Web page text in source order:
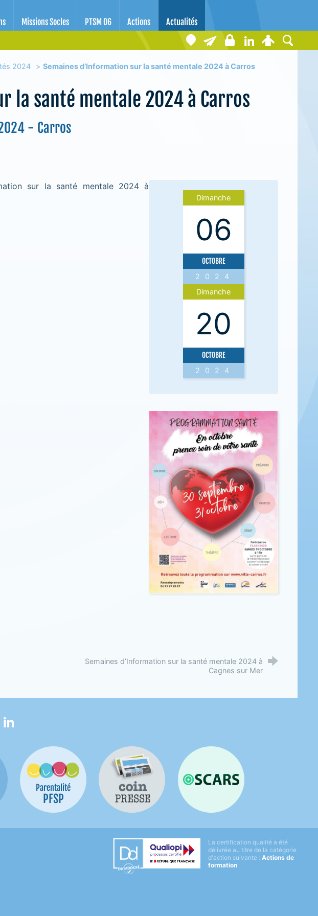
Missions Socles PTSM 06 Actions Actualités
2024 Semaines d’Information sur la santé mentale 2024 à Carros
la santé mentale 2024 à Carros
- Carros
sur la santé mentale 2024 à
Dimanche
06
OCTOBRE
2024
Dimanche
20
OCTOBRE
2024
Semaines d’Information sur la santé mentale 2024 à
Cagnes sur Mer
sur Facebook
Partager sur LinkedIn
Parentalité
PFSP
Coin presse OSCARS
Qualiopi
La certification qualité a été
délivrée au titre de la catégorie
d'action suivante : Actions de
formation